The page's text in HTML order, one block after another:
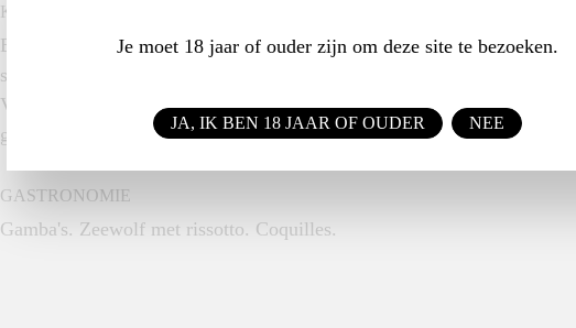
KLEUR, GEUR EN SMAAK
Bleekgeel van kleur met een licht groene schakering. Verfijnde en
subtiele neus met florale aroma's, geweersteen en licht tropisch fruit.
Vriendelijke en verfrissende smaak in de mond. Rassig en zeer
gebalanceerd. Zeer nette en lekker zilte finale. decanteren aanbevolen.
GASTRONOMIE
Gamba's. Zeewolf met rissotto. Coquilles.
Je moet 18 jaar of ouder zijn om deze site te bezoeken.
JA, IK BEN 18 JAAR OF OUDER NEE